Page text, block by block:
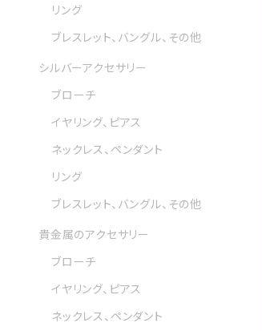
リング
ブレスレット、バングル、その他
シルバーアクセサリー
ブローチ
イヤリング、ピアス
ネックレス、ペンダント
リング
ブレスレット、バングル、その他
貴金属のアクセサリー
ブローチ
イヤリング、ピアス
ネックレス、ペンダント